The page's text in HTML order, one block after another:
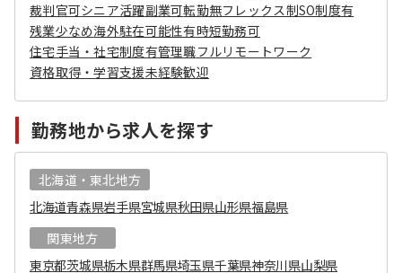
裁判官可シニア活躍副業可転勤無フレックス制SO制度有
残業少なめ海外駐在可能性有時短勤務可
住宅手当・社宅制度有管理職フルリモートワーク
資格取得・学習支援未経験歓迎
勤務地から求人を探す
北海道・東北地方
北海道青森県岩手県宮城県秋田県山形県福島県
関東地方
東京都茨城県栃木県群馬県埼玉県千葉県神奈川県山梨県